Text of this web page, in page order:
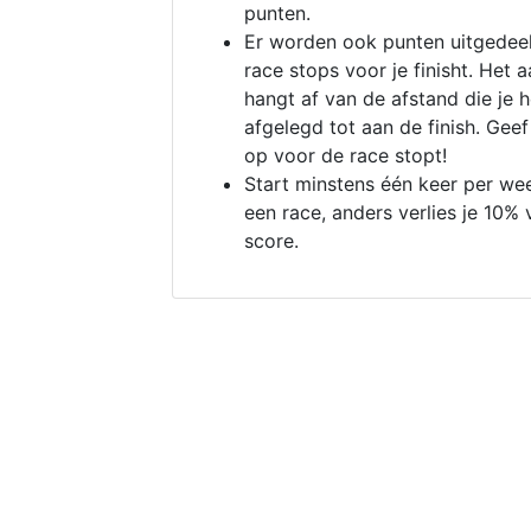
punten.
Er worden ook punten
race stops voor je finisht. Het
hangt af van de afstand die je
afgelegd tot aan de finish.
op voor de race stopt!
Start minstens één keer per
een race, anders verlies je 10%
score.